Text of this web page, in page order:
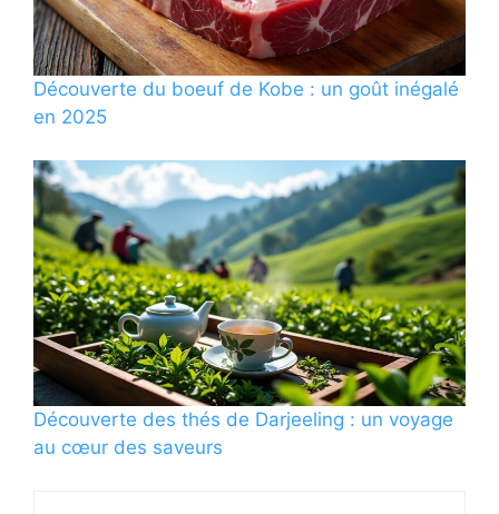
Découverte du boeuf de Kobe : un goût inégalé
en 2025
Découverte des thés de Darjeeling : un voyage
au cœur des saveurs